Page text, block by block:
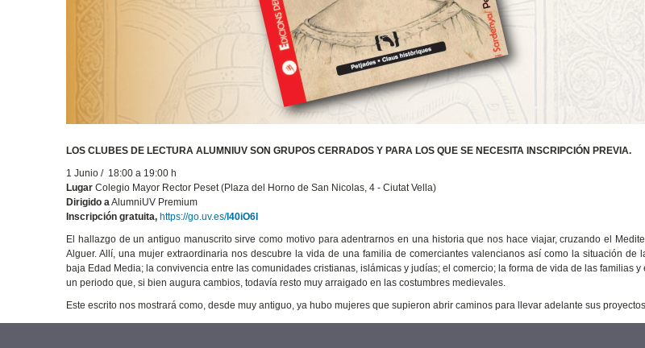
LOS CLUBES DE LECTURA ALUMNIUV SON GRUPOS CERRADOS Y PARA LOS QUE SE NECESITA INSCRIPCIÓN PREVIA.
1 Junio / 18:00 a 19:00 h
Lugar Colegio Mayor Rector Peset (Plaza del Horno de San Nicolas, 4 - Ciutat Vella)
Dirigido aAlumniUV Premium
Inscripción gratuita, https://go.uv.es/l40iO6I
El hallazgo de un antiguo manuscrito sirve como motivo para adentrarnos en una historia que nos hace viajar, cruzando el
Alguer. Allí, una mujer extraordinaria nos descubre la vida de una familia de comerciantes valencianos así como la situación de
baja Edad Media; la convivencia entre las comunidades cristianas, islámicas y judías; el comercio; la forma de vida de las familias
un periodo que, si bien augura cambios, todavía resto muy arraigado en las costumbres medievales.
Este escrito nos mostrará como, desde muy antiguo, ya hubo mujeres que supieron abrir caminos para llevar adelante sus